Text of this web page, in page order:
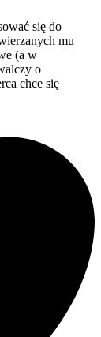
się do
mu
(a w
o
chce się